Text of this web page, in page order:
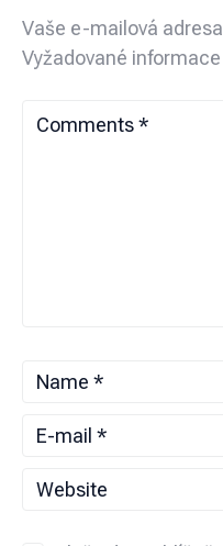
Vaše e-mailová
Vyžadované